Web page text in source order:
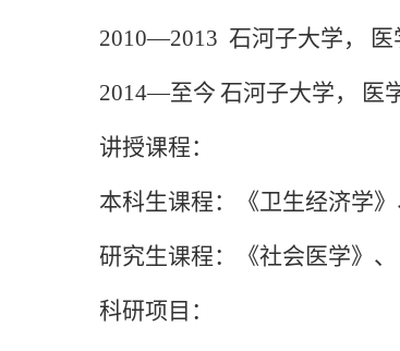
2010—2013 石河子大学， 医
2014—至今 石河子大学， 医
讲授课程：
本科生课程：《卫生经济学》
研究生课程：《社会医学》、
科研项目：